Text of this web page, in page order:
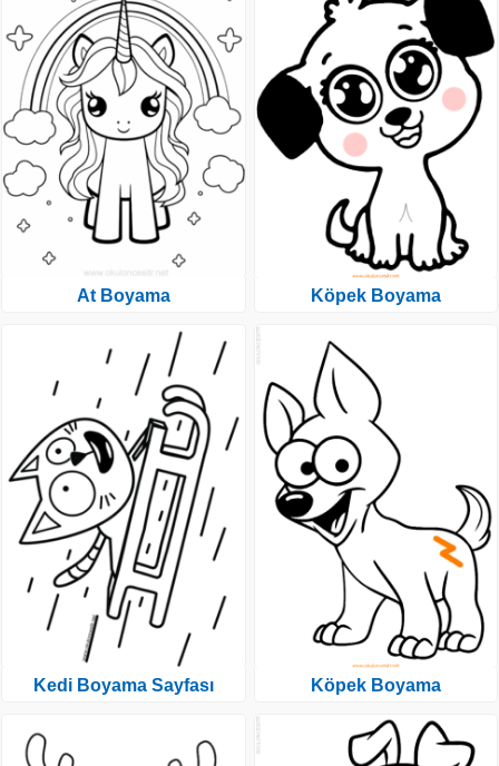
At Boyama
Kedi Boyama Sayfası
Köpek Boyama
Köpek Boyama